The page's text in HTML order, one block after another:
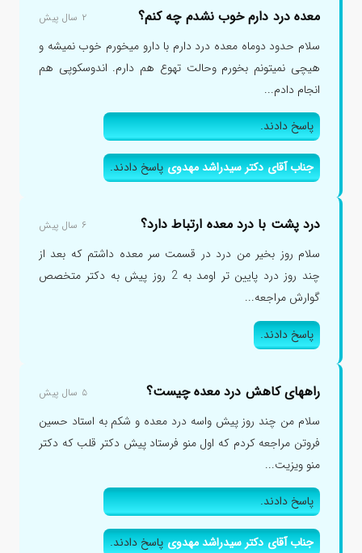
معده درد دارم خوب نشدم چه کنم؟ ۲ سال پیش
سلام حدود دوماه معده درد دارم با دارو میخورم خوب نمیشه و
هیچی نمیتونم بخورم وحالت تهوع هم دارم. اندوسکوپی هم
انجام دادم...
پاسخ دادند.
جناب آقای دکتر سیدراشد مهدویپاسخ دادند.
درد پشت با درد معده ارتباط دارد؟ ۶ سال پیش
سلام روز بخیر من درد در قسمت سر معده داشتم که بعد از
چند روز درد پایین تر اومد به 2 روز پیش به دکتر متخصص
گوارش مراجعه...
پاسخ دادند.
راههای کاهش درد معده چیست؟ ۵ سال پیش
سلام من چند روز پیش واسه درد معده و شکم به استاد حسین
فروتن مراجعه کردم که اول منو فرستاد پیش دکتر قلب که دکتر
منو ویزیت...
پاسخ دادند.
جناب آقای دکتر سیدراشد مهدویپاسخ دادند.